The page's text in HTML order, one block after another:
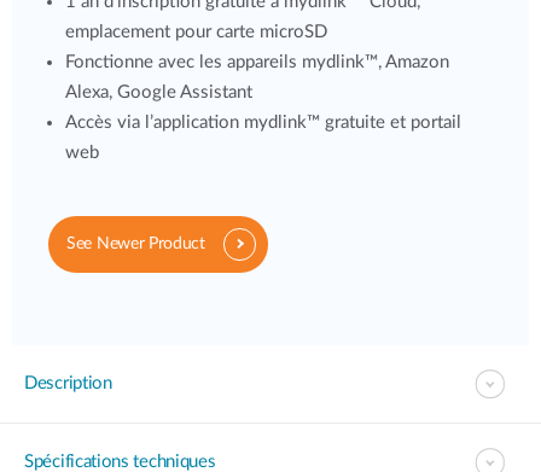
emplacement pour carte microSD
Fonctionne avec les appareils mydlink™, Amazon
Alexa, Google Assistant
Accès via l’application mydlink™ gratuite et portail
web
See Newer Product
Description
Spécifications techniques